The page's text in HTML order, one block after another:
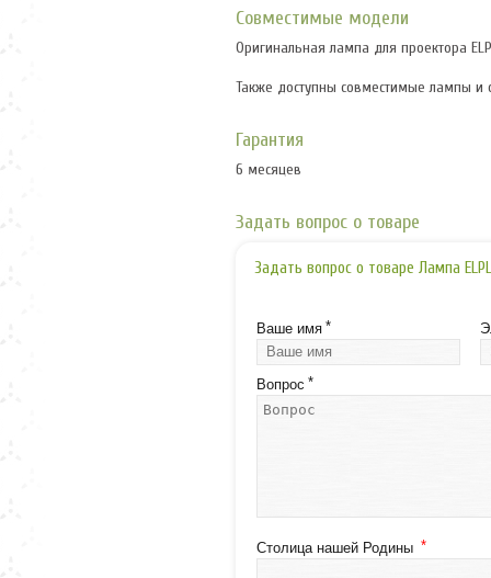
Совместимые модели
Оригинальная лампа для проектора
Также доступны совместимые лампы и
Гарантия
6 месяцев
Задать вопрос о товаре
Задать вопрос о товаре Лампа
Ваше имя *
Вопрос *
Столица нашей Родины *